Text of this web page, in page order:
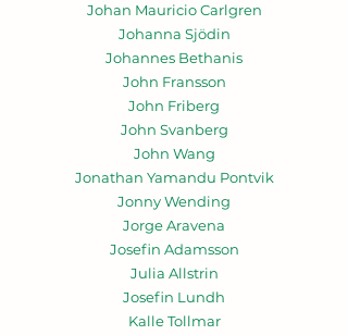
Johan Mauricio Carlgren
Johanna Sjödin
Johannes Bethanis
John Fransson
John Friberg
John Svanberg
John Wang
Jonathan Yamandu Pontvik
Jonny Wending
Jorge Aravena
Josefin Adamsson
Julia Allstrin
Josefin Lundh
Kalle Tollmar